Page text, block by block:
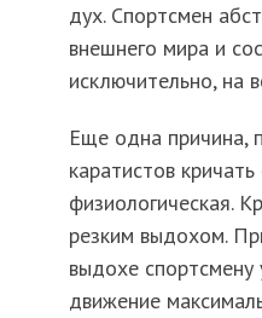
дух. Спортсмен
внешнего мира и
исключительно, на
Еще одна причина,
каратистов
физиологическая.
резким выдохом.
выдохе спортсмену
движение